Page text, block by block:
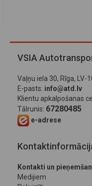
VSIA
Vaļņu iela 30, Rīga, LV-
E-pasts: info@atd.lv
Klientu apkalpošanas
Tālrunis: 67280485
e-adrese
Kontakti un
Medijiem